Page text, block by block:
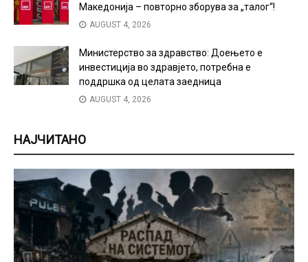
Македонија – повторно зборува за „талог“!
AUGUST 4, 2026
Министерство за здравство: Доењето е
инвестиција во здравјето, потребна е
поддршка од целата заедница
AUGUST 4, 2026
НАЈЧИТАНО